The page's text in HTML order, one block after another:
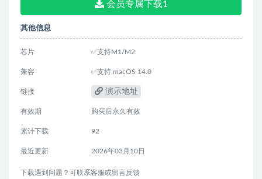
会员专属下载1
其他信息
芯片 ✅支持M1/M2
兼容 ✅支持 macOS 14.0
链接 演示地址
有效期 购买后永久有效
累计下载 92
最近更新 2026年03月10日
下载遇到问题？可联系客服或留言反馈